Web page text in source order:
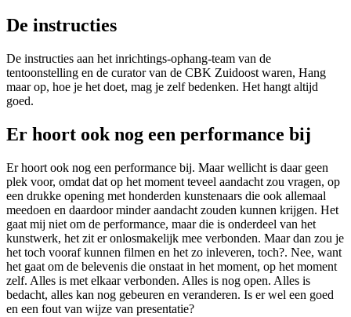
De instructies
De instructies aan het inrichtings-ophang-team van de
tentoonstelling en de curator van de CBK Zuidoost waren, Hang
maar op, hoe je het doet, mag je zelf bedenken. Het hangt altijd
goed.
Er hoort ook nog een performance bij
Er hoort ook nog een performance bij. Maar wellicht is daar geen
plek voor, omdat dat op het moment teveel aandacht zou vragen, op
een drukke opening met honderden kunstenaars die ook allemaal
meedoen en daardoor minder aandacht zouden kunnen krijgen. Het
gaat mij niet om de performance, maar die is onderdeel van het
kunstwerk, het zit er onlosmakelijk mee verbonden. Maar dan zou je
het toch vooraf kunnen filmen en het zo inleveren, toch?. Nee, want
het gaat om de belevenis die onstaat in het moment, op het moment
zelf. Alles is met elkaar verbonden. Alles is nog open. Alles is
bedacht, alles kan nog gebeuren en veranderen. Is er wel een goed
en een fout van wijze van presentatie?